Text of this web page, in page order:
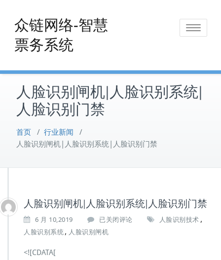
content
众链网络-智慧
票务系统
Toggle
人脸识别闸机|人脸识别系统|
人脸识别门禁
首页 / 行业新闻 /
人脸识别闸机|人脸识别系统|人脸识别门禁
人脸识别闸机|人脸识别系统|人脸识别门禁
6 月 10,2019
人
脸
已关闭评论 人脸识别技术 ,
人脸识别系统, 人脸识别闸机
<![CDATA[